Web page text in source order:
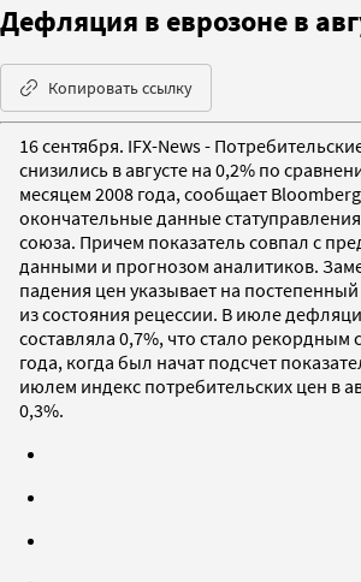
Дефляция в еврозоне в
Копировать ссылку
16 сентября. IFX-News -
снизились в августе на 0,2% по
месяцем 2008 года, сообщает
окончательные данные
союза. Причем показатель совпал с
данными и прогнозом аналитиков.
падения цен указывает на
из состояния рецессии. В июле
составляла 0,7%, что стало рекордным
года, когда был начат подсчет
июлем индекс потребительских цен в
0,3%.